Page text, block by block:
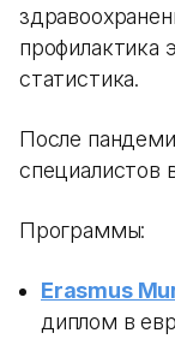
профилактика
статистика.
После
специалистов
Программы:
Erasmus
диплом в